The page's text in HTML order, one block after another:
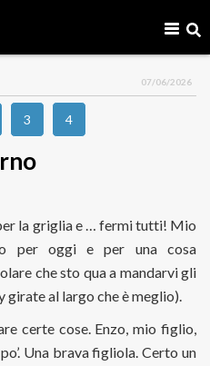
07/06/2026
3 4
la griglia e … fermi tutti! Mio
per oggi e per una cosa
che sto qua a mandarvi gli
girate al largo che è meglio).
certe cose. Enzo, mio figlio,
Una brava figliola. Certo un